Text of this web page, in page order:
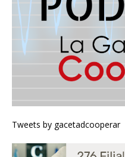
Tweets by gacetadcooperar